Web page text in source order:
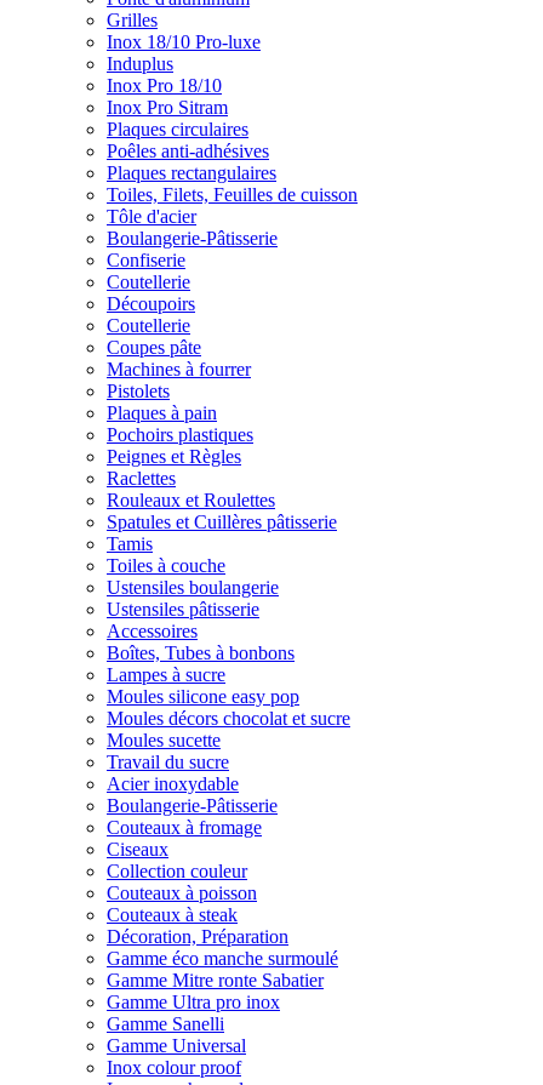
Grilles
Inox 18/10 Pro-luxe
Induplus
Inox Pro 18/10
Inox Pro Sitram
Plaques circulaires
Poêles anti-adhésives
Plaques rectangulaires
Toiles, Filets, Feuilles de cuisson
Tôle d'acier
Boulangerie-Pâtisserie
Confiserie
Coutellerie
Découpoirs
Coutellerie
Coupes pâte
Machines à fourrer
Pistolets
Plaques à pain
Pochoirs plastiques
Peignes et Règles
Raclettes
Rouleaux et Roulettes
Spatules et Cuillères pâtisserie
Tamis
Toiles à couche
Ustensiles boulangerie
Ustensiles pâtisserie
Accessoires
Boîtes, Tubes à bonbons
Lampes à sucre
Moules silicone easy pop
Moules décors chocolat et sucre
Moules sucette
Travail du sucre
Acier inoxydable
Boulangerie-Pâtisserie
Couteaux à fromage
Ciseaux
Collection couleur
Couteaux à poisson
Couteaux à steak
Décoration, Préparation
Gamme éco manche surmoulé
Gamme Mitre ronte Sabatier
Gamme Ultra pro inox
Gamme Sanelli
Gamme Universal
Inox colour proof